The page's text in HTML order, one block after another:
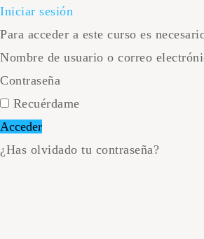
Iniciar sesión
Para acceder a este curso es
Nombre de usuario o correo
Contraseña
Recuérdame
¿Has olvidado tu contraseña?